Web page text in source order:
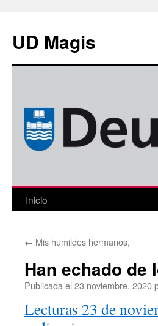
contenido
UD Magis
Inicio
← Mis humildes hermanos,
Han echado de
Publicada el 23 noviembre, 2020
Lecturas 23 de